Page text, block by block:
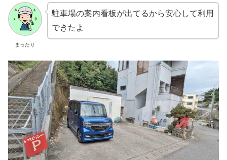
まったり
駐車場の案内看板が出てるから安心して利用
できたよ